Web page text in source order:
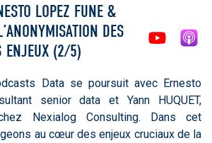
LOPEZ FUNE &
DES
ENJEUX (2/5)
Data se poursuit avec Ernesto
senior data et Yann HUQUET,
Nexialog Consulting. Dans cet
au cœur des enjeux cruciaux de la